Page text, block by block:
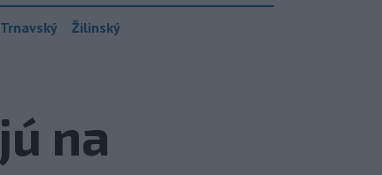
Trnavský Žilinský
na